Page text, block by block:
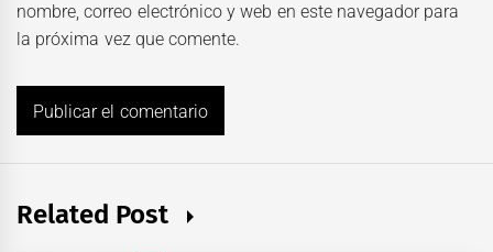
nombre, correo electrónico y web en este navegador para
la próxima vez que comente.
Related Post